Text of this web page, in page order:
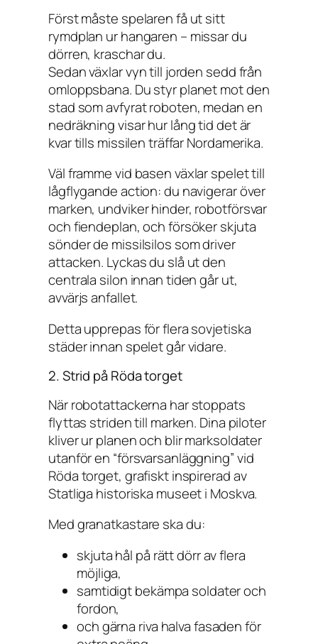
Först måste spelaren få ut sitt
rymdplan ur hangaren – missar du
dörren, kraschar du.
Sedan växlar vyn till jorden sedd från
omloppsbana. Du styr planet mot den
stad som avfyrat roboten, medan en
nedräkning visar hur lång tid det är
kvar tills missilen träffar Nordamerika.
Väl framme vid basen växlar spelet till
lågflygande action: du navigerar över
marken, undviker hinder, robotförsvar
och fiendeplan, och försöker skjuta
sönder de missilsilos som driver
attacken. Lyckas du slå ut den
centrala silon innan tiden går ut,
avvärjs anfallet.
Detta upprepas för flera sovjetiska
städer innan spelet går vidare.
2. Strid på Röda torget
När robotattackerna har stoppats
flyttas striden till marken. Dina piloter
kliver ur planen och blir marksoldater
utanför en “försvarsanläggning” vid
Röda torget, grafiskt inspirerad av
Statliga historiska museet i Moskva.
Med granatkastare ska du:
skjuta hål på rätt dörr av flera
möjliga,
samtidigt bekämpa soldater och
fordon,
och gärna riva halva fasaden för